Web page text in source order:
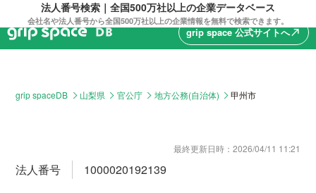
法人番号検索｜全国500万社以上の企業データベース
会社名や法人番号から全国500万社以上の企業情報を無料で検索できます。
grip space 公式サイトへnorth_east
grip spaceDB 山梨県 官公庁 地方公務(自治体) 甲州市
最終更新日時： 2026/04/11 11:21
法人番号 1000020192139